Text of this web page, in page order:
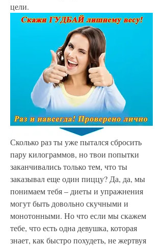
цели.
Сколько раз ты уже пытался сбросить
пару килограммов, но твои попытки
заканчивались только тем, что ты
заказывал еще один пиццу? Да, да, мы
понимаем тебя – диеты и упражнения
могут быть довольно скучными и
монотонными. Но что если мы скажем
тебе, что есть одна девушка, которая
знает, как быстро похудеть, не жертвуя